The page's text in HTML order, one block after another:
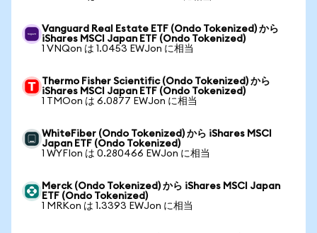
Vanguard Real Estate ETF (Ondo Tokenized) から
iShares MSCI Japan ETF (Ondo Tokenized)
1 VNQon は 1.0453 EWJon に相当
Thermo Fisher Scientific (Ondo Tokenized) から
iShares MSCI Japan ETF (Ondo Tokenized)
1 TMOon は 6.0877 EWJon に相当
WhiteFiber (Ondo Tokenized) から iShares MSCI
Japan ETF (Ondo Tokenized)
1 WYFIon は 0.280466 EWJon に相当
Merck (Ondo Tokenized) から iShares MSCI Japan
ETF (Ondo Tokenized)
1 MRKon は 1.3393 EWJon に相当